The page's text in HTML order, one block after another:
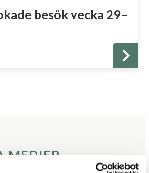
besök vecka 29–
MEDIER